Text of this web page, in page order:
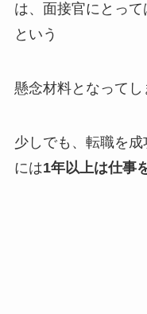
は、面接官にとっ
という
懸念材料となってし
少しでも、転職を
には1年以上は仕事